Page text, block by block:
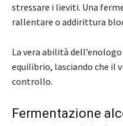
stressare i lieviti. Una
rallentare o addirittura
La vera abilità
equilibrio, lasciando che il
controllo.
Fermentazione